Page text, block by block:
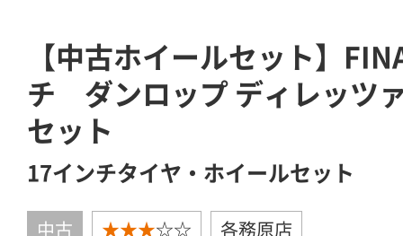
【中古ホイールセット】
チ ダンロップ ディレッツ
セット
17インチタイヤ・ホイールセット
中古 ★★★☆☆ 各務原店